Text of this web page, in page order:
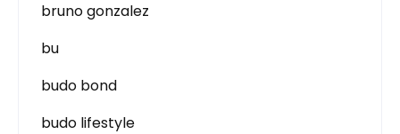
bruno gonzalez
bu
budo bond
budo lifestyle